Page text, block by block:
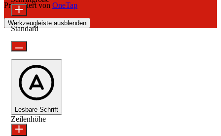
Präsentiert von OneTap
Werkzeugleiste ausblenden
Standard
Lesbare Schrift
Zeilenhöhe